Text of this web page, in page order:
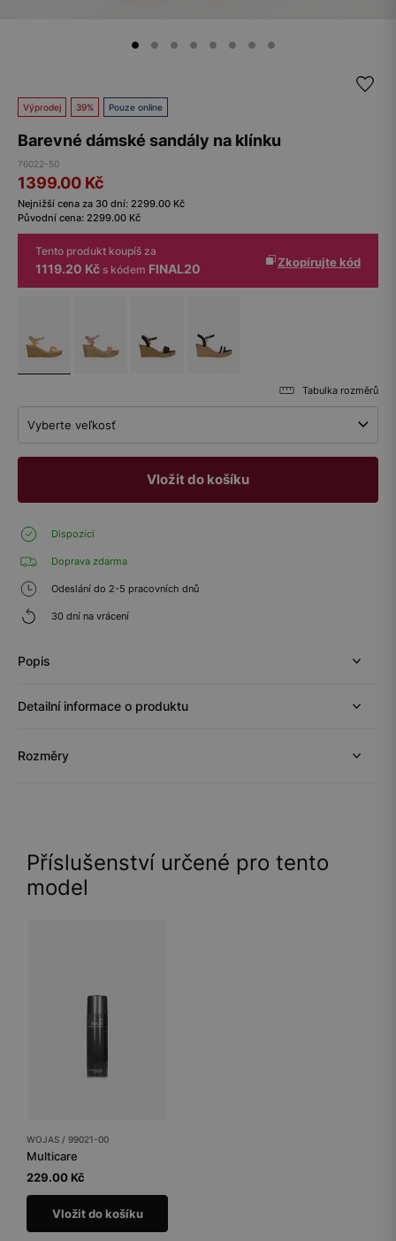
Výprodej 39% Pouze online
Barevné dámské sandály na klínku
76022-50
1399.00 Kč
Nejnižší cena za 30 dní: 2299.00 Kč
Původní cena: 2299.00 Kč
Tento produkt koupíš za
1119.20 Kč s kódem FINAL20 Zkopírujte kód
Tabulka rozměrů
Vyberte veľkosť
Vložit do košíku
Dispozici
Doprava zdarma
Odeslání do 2-5 pracovních dnů
30 dní na vrácení
Popis
Detailní informace o produktu
Rozměry
Příslušenství určené pro tento
model
WOJAS / 99021-00
Multicare
229.00 Kč
Vložit do košíku